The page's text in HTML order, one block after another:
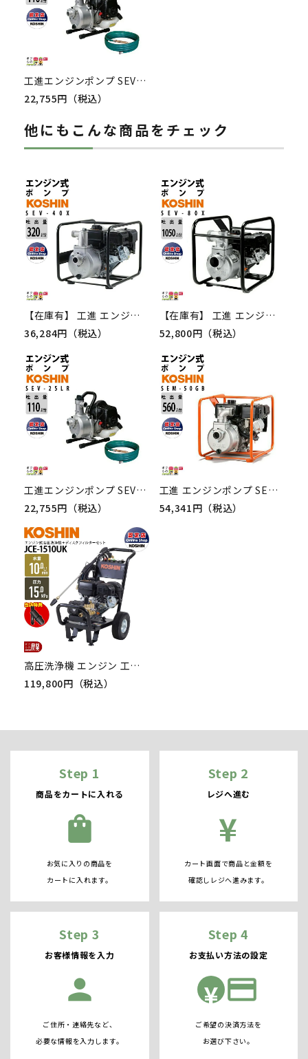
工進エンジンポンプ SEV-25LR 洗浄・散水両用ノズル付R型ホースセット 2サイクル 2ストローク ガソリン コーシン 吸入口径25mm 吐出口径25mm 吐出量110L/分 全揚程32m
22,755円（税込）
他にもこんな商品をチェック
【在庫有】 工進 エンジンポンプ SEV-40X 4サイクル 4ストローク ガソリン コーシン 吸入口径40mm 吐出口径40mm 吐出量340L/分 全揚程33m
36,284円（税込）
【在庫有】 工進 エンジンポンプ SEV-80X 4サイクル 4ストローク ガソリン コーシン 吸入口径80mm 吐出口径80mm 吐出量1050L/分 全揚程27m
52,800円（税込）
工進エンジンポンプ SEV-25LR 洗浄・散水両用ノズル付R型ホースセット 2サイクル 2ストローク ガソリン コーシン 吸入口径25mm 吐出口径25mm 吐出量110L/分 全揚程32m
22,755円（税込）
工進 エンジンポンプ SEM-50GB 4サイクル 4ストローク ガソリン コーシン 吸入口径50mm 吐出口径50mm 吐出量560L/分 全揚程26m
54,341円（税込）
高圧洗浄機 エンジン 工進 高圧洗浄機 エンジン式 JCE-1510UK 工進 ディスクフィルター PA-261 付き 4ストローク 4サイクル 冷水 自吸式
119,800円（税込）
Step 1
商品をカートに入れる
shopping_bag
お気に入りの商品を
カートに入れます。
Step 2
レジへ進む
¥
カート画面で商品と金額を
確認しレジへ進みます。
Step 3
お客様情報を入力
person
ご住所・連絡先など、
必要な情報を入力します。
Step 4
お支払い方法の設定
¥ credit_card
ご希望の決済方法を
お選び下さい。